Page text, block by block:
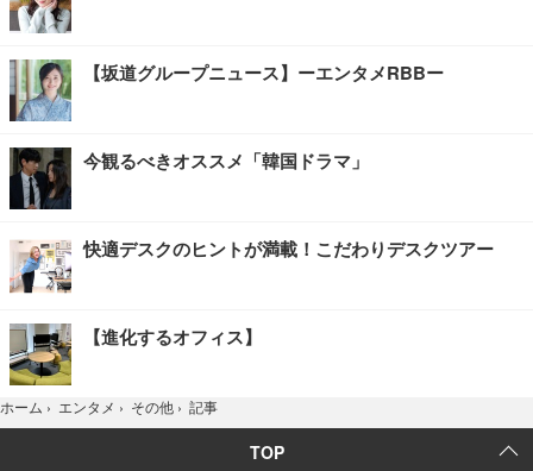
【坂道グループニュース】ーエンタメRBBー
今観るべきオススメ「韓国ドラマ」
快適デスクのヒントが満載！こだわりデスクツアー
【進化するオフィス】
ホーム › エンタメ › その他 › 記事
TOP